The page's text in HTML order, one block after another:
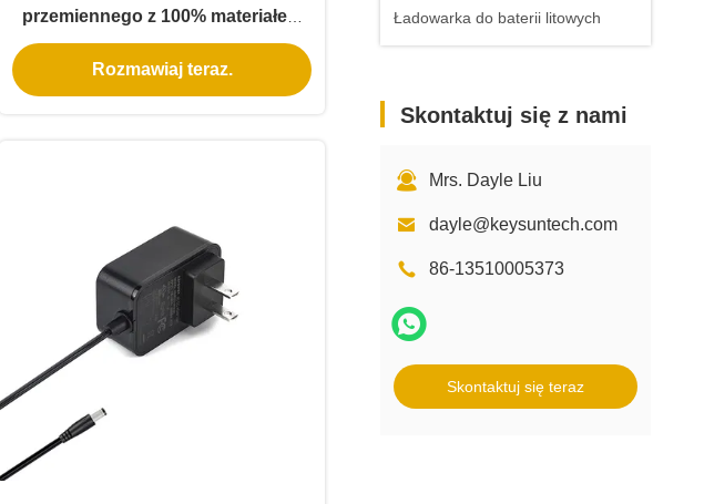
Ładowarka do baterii litowych
Skontaktuj się z nami
Mrs. Dayle Liu
dayle@keysuntech.com
86-13510005373
Skontaktuj się teraz
przemiennego z 100% materiałem
PC do świateł LED i kamer CCTV
Rozmawiaj teraz.